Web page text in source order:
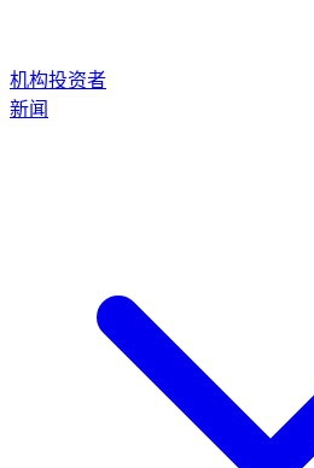
机构投资者
新闻